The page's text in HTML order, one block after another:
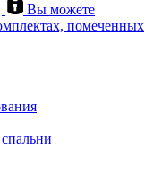
Вы можете
помеченных